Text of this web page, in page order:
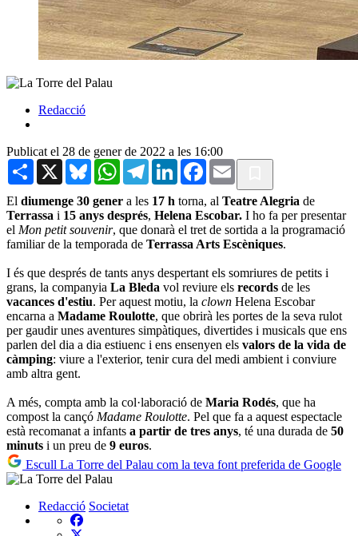
Redacció
Publicat el 28 de gener de 2022 a les 16:00
Share X BlueskyWhatsAppTelegramLinkedInFacebook
Email
El diumenge 30 gener a les 17 h torna, al Teatre Alegria de
Terrassa i 15 anys després, Helena Escobar. I ho fa per presentar
el Mon petit souvenir, que donarà el tret de sortida a la programació
familiar de la temporada de Terrassa Arts Escèniques.
I és que després de tants anys despertant els somriures de petits i
grans, la companyia La Bleda vol reviure els records de les
vacances d'estiu. Per aquest motiu, la clown Helena Escobar
encarna a Madame Roulotte, que obrirà les portes de la seva rulot
per gaudir unes aventures simpàtiques, divertides i musicals que ens
parlen del dia a dia estiuenc i ens ensenyen els valors de la vida de
càmping: viure a l'exterior, tenir cura del medi ambient i conviure
amb altra gent.
A més, compta amb la col·laboració de Maria Rodés, que ha
compost la cançó Madame Roulotte. Pel que fa a aquest espectacle
està recomanat a infants a partir de tres anys, té una durada de 50
minuts i un preu de 9 euros.
Escull La Torre del Palau com la teva font preferida de Google
Redacció Societat